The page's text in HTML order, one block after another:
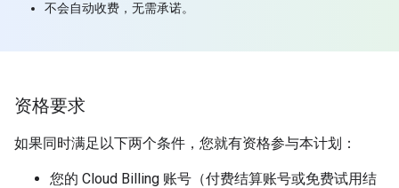
不会自动收费，无需承诺。
资格要求
如果同时满足以下两个条件，您就有资格参与本计划：
您的 Cloud Billing 账号（付费结算账号或免费试用结